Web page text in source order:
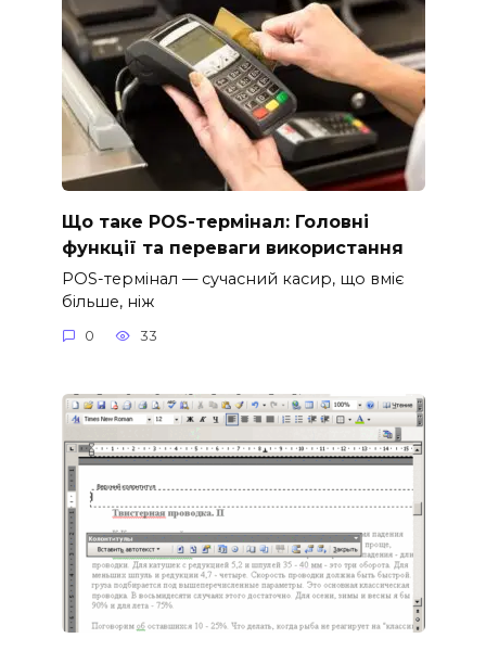
Що таке POS-термінал: Головні
функції та переваги використання
POS-термінал — сучасний касир, що вміє
більше, ніж
0 33